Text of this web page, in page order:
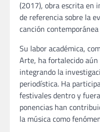
(2017), obra escrita en
de referencia sobre la
canción
Su labor académica,
Arte, ha fortalecido aún
integrando la
periodística. Ha
festivales dentro y
ponencias han
la música como